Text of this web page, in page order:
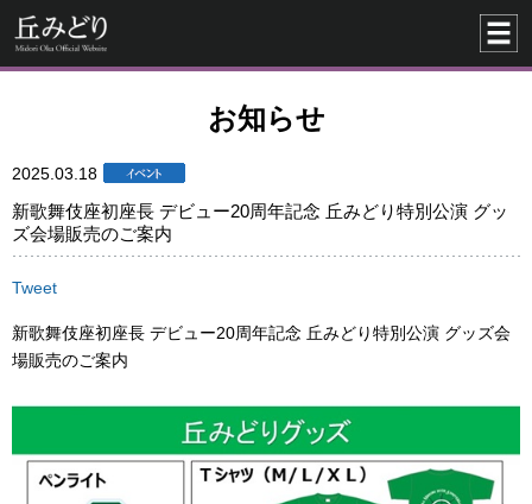
お知らせ
2025.03.18
新歌舞伎座初座長 デビュー20周年記念 丘みどり特別公演 グッ
ズ会場販売のご案内
Tweet
新歌舞伎座初座長 デビュー20周年記念 丘みどり特別公演 グッズ会
場販売のご案内